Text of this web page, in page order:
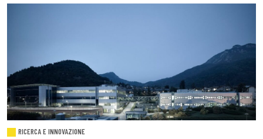
RICERCA E INNOVAZIONE